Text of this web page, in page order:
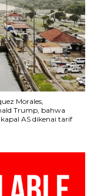
Morales,
Trump, bahwa
AS dikenai tarif